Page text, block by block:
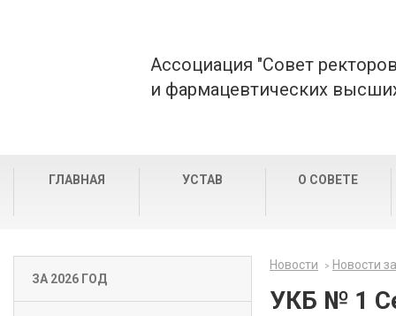
Ассоциация "Совет
и фармацевтических
ГЛАВНАЯ УСТАВ О СОВЕТЕ
ЗА 2026 ГОД
Новости Новости
УКБ № 1